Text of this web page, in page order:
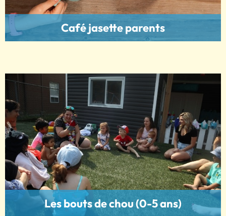
Café jasette parents
Les bouts de chou (0-5 ans)